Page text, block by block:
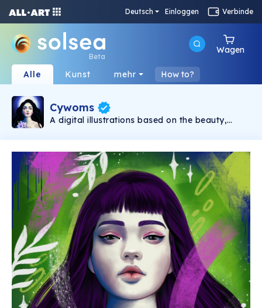
Deutsch Einloggen Verbinde
Beta
Wagen
Alle Kunst mehr How to?
Cywoms
A digital illustrations based on the beauty,